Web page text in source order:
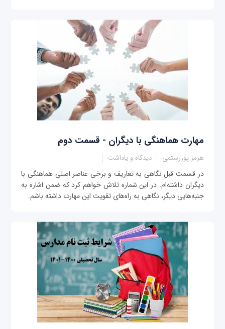
مهارت هماهنگی با دیگران - قسمت دوم
هرمز پوررستمی دیدگاه و یاداشت
در قسمت قبل نگاهی به تعاریف و برخی عناصر اصلی هماهنگی با
دیگران داشته‌ام. در این شماره تلاش خواهم کرد که ضمن اشاره به
جنبه‌هایی دیگر، نگاهی به راه‌های تقویت این مهارت داشته باشم.